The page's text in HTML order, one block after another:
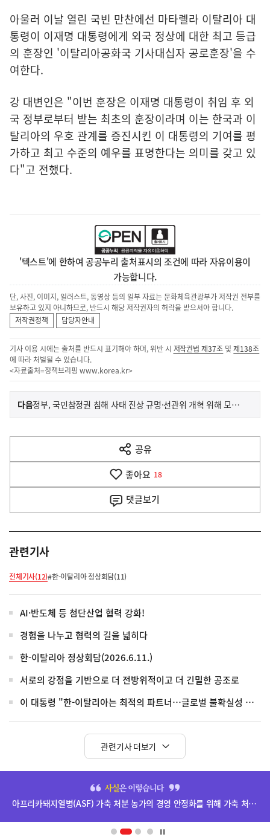
아울러 이날 열린 국빈 만찬에선 마타렐라 이탈리아 대
통령이 이재명 대통령에게 외국 정상에 대한 최고 등급
의 훈장인 '이탈리아공화국 기사대십자 공로훈장'을 수
여한다.
강 대변인은 "이번 훈장은 이재명 대통령이 취임 후 외
국 정부로부터 받는 최초의 훈장이라며 이는 한국과 이
탈리아의 우호 관계를 증진시킨 이 대통령의 기여를 평
가하고 최고 수준의 예우를 표명한다는 의미를 갖고 있
다"고 전했다.
'텍스트'에 한하여 공공누리 출처표시의 조건에 따라 자유이용이
가능합니다.
단, 사진, 이미지, 일러스트, 동영상 등의 일부 자료는 문화체육관광부가 저작권 전부를
보유하고 있지 아니하므로, 반드시 해당 저작권자의 허락을 받으셔야 합니다.
저작권정책
담당자안내
기사 이용 시에는 출처를 반드시 표기해야 하며, 위반 시 저작권법 제37조 및제138조
에 따라 처벌될 수 있습니다.
<자료출처=정책브리핑 www.korea.kr>
이
전
다
음
다음기
정부, 국민참정권 침해 사태 진상 규명·선관위 개혁 위해 모든 조치
공유
열
기
좋아요 18
댓글보기
관련기사
전체기사(12)#한-이탈리아 정상회담(11)
AI·반도체 등 첨단산업 협력 강화!
경험을 나누고 협력의 길을 넓히다
한-이탈리아 정상회담(2026.6.11.)
서로의 강점을 기반으로 더 전방위적이고 더 긴밀한 공조로
이 대통령 "한-이탈리아는 최적의 파트너…글로벌 불확실성 함께 헤쳐나가야"
관련기사 더보기
단
아프리카돼지열병(ASF) 가축 처분 농가의 경영 안정화를 위해 가축 처분 보상금을 신속하게 지급하겠습니다.